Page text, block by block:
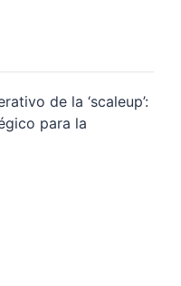
de la ‘scaleup’:
para la